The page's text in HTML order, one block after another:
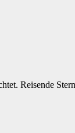
Reisende